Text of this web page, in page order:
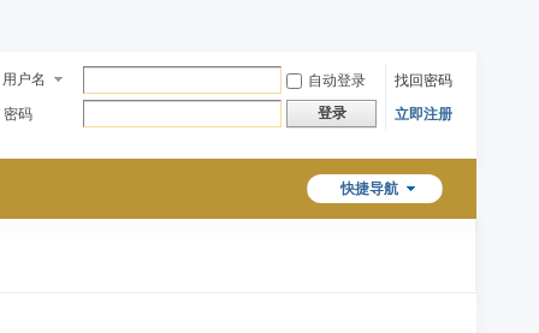
用户名 自动登录
找回密码
密码
登录 立即注册
快捷导航